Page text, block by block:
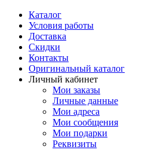
Каталог
Условия работы
Доставка
Скидки
Контакты
Оригинальный каталог
Личный кабинет
Мои заказы
Личные данные
Мои адреса
Мои сообщения
Мои подарки
Реквизиты